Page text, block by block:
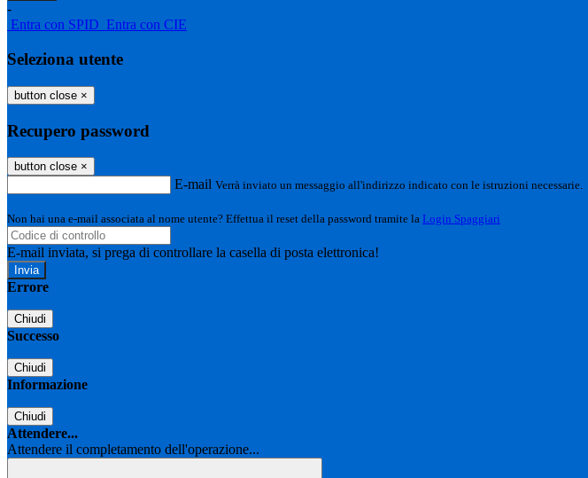
-
Entra con SPID Entra con CIE
Seleziona utente
button close ×
Recupero password
button close ×
E-mail Verrà inviato un messaggio all'indirizzo indicato con le istruzioni necessarie.
Non hai una e-mail associata al nome utente? Effettua il reset della password tramite la Login Spaggiari
E-mail inviata, si prega di controllare la casella di posta elettronica!
Errore
Chiudi
Successo
Chiudi
Informazione
Chiudi
Attendere...
Attendere il completamento dell'operazione...